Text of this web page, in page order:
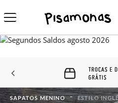
TROCAS E
GRÁTIS
SAPATOS MENINO ESTILO